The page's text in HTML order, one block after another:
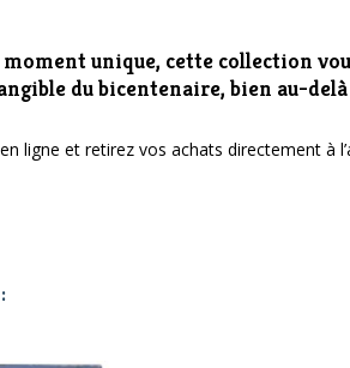
moment unique, cette collection
du bicentenaire, bien au-
ligne et retirez vos achats directement à